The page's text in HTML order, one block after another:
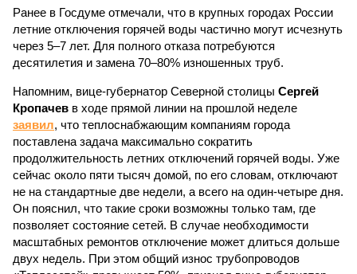
Ранее в Госдуме отмечали, что в крупных городах России
летние отключения горячей воды частично могут исчезнуть
через 5–7 лет. Для полного отказа потребуются
десятилетия и замена 70–80% изношенных труб.
Напомним, вице-губернатор Северной столицы Сергей
Кропачев в ходе прямой линии на прошлой неделе
заявил, что теплоснабжающим компаниям города
поставлена задача максимально сократить
продолжительность летних отключений горячей воды. Уже
сейчас около пяти тысяч домой, по его словам, отключают
не на стандартные две недели, а всего на один-четыре дня.
Он пояснил, что такие сроки возможны только там, где
позволяет состояние сетей. В случае необходимости
масштабных ремонтов отключение может длиться дольше
двух недель. При этом общий износ трубопроводов